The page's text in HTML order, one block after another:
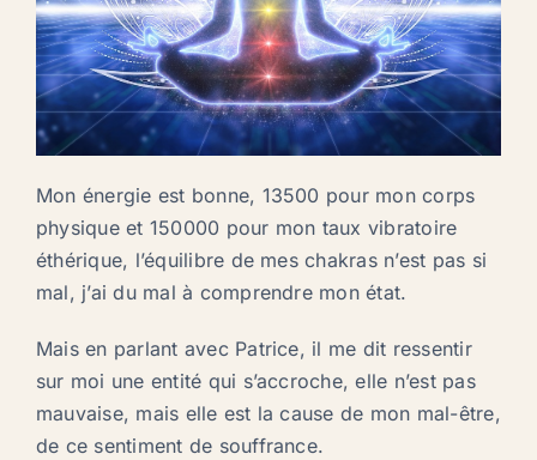
Mon énergie est bonne, 13500 pour mon corps
physique et 150000 pour mon taux vibratoire
éthérique, l’équilibre de mes chakras n’est pas si
mal, j’ai du mal à comprendre mon état.
Mais en parlant avec Patrice, il me dit ressentir
sur moi une entité qui s’accroche, elle n’est pas
mauvaise, mais elle est la cause de mon mal-être,
de ce sentiment de souffrance.